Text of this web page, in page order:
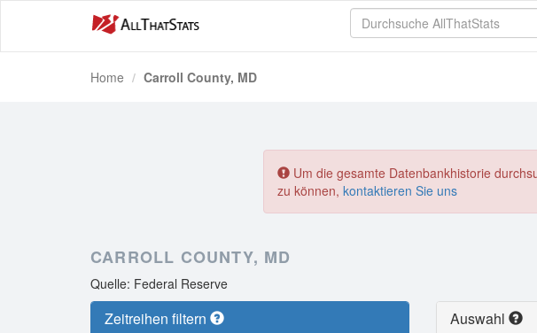
Home Carroll County, MD
Um die gesamte Datenbankhistorie
zu können, kontaktieren Sie uns
CARROLL COUNTY, MD
Quelle: Federal Reserve
Zeitreihen filtern Auswahl